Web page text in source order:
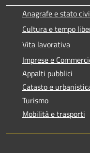
Anagrafe e stato
Cultura e tempo
Vita lavorativa
Imprese e
Appalti pubblici
Catasto e
Turismo
Mobilità e trasporti